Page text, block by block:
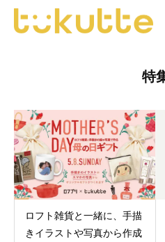
特
ロフト雑貨と一緒に、手描
きイラストや写真から作成